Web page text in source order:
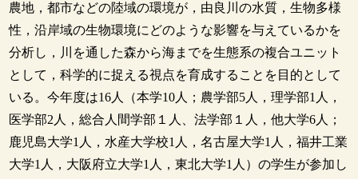
農地，都市などの陸域の環境が，由良川の水質，生物多様
性，沿岸域の生物環境にどのような影響を与えているかを
分析し，川を通した森から海までを生態系の複合ユニット
として，科学的に捉える視点を育成することを目的として
いる。今年度は16人（本学10人；農学部5人，理学部1人，
医学部2人，総合人間学部１人、法学部１人，他大学6人；
鹿児島大学1人，水産大学校1人，名古屋大学1人，福井工業
大学1人，大阪府立大学1人，東北大学1人）の学生が参加し